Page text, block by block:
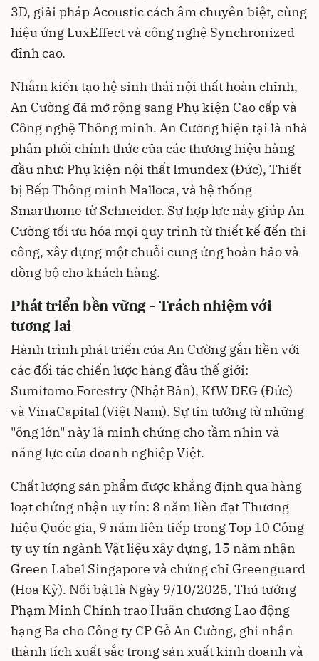
3D, giải pháp Acoustic cách âm chuyên biệt, cùng
hiệu ứng LuxEffect và công nghệ Synchronized
đỉnh cao.
Nhằm kiến tạo hệ sinh thái nội thất hoàn chỉnh,
An Cường đã mở rộng sang Phụ kiện Cao cấp và
Công nghệ Thông minh. An Cường hiện tại là nhà
phân phối chính thức của các thương hiệu hàng
đầu như: Phụ kiện nội thất Imundex (Đức), Thiết
bị Bếp Thông minh Malloca, và hệ thống
Smarthome từ Schneider. Sự hợp lực này giúp An
Cường tối ưu hóa mọi quy trình từ thiết kế đến thi
công, xây dựng một chuỗi cung ứng hoàn hảo và
đồng bộ cho khách hàng.
Phát triển bền vững - Trách nhiệm với
tương lai
Hành trình phát triển của An Cường gắn liền với
các đối tác chiến lược hàng đầu thế giới:
Sumitomo Forestry (Nhật Bản), KfW DEG (Đức)
và VinaCapital (Việt Nam). Sự tin tưởng từ những
"ông lớn" này là minh chứng cho tầm nhìn và
năng lực của doanh nghiệp Việt.
Chất lượng sản phẩm được khẳng định qua hàng
loạt chứng nhận uy tín: 8 năm liền đạt Thương
hiệu Quốc gia, 9 năm liên tiếp trong Top 10 Công
ty uy tín ngành Vật liệu xây dựng, 15 năm nhận
Green Label Singapore và chứng chỉ Greenguard
(Hoa Kỳ). Nổi bật là Ngày 9/10/2025, Thủ tướng
Phạm Minh Chính trao Huân chương Lao động
hạng Ba cho Công ty CP Gỗ An Cường, ghi nhận
thành tích xuất sắc trong sản xuất kinh doanh và